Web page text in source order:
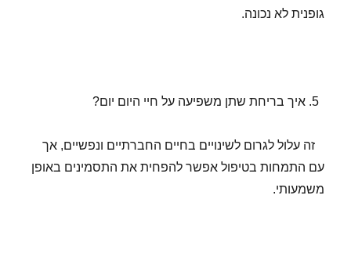
גופנית לא נכונה.
איך בריחת שתן משפיעה על חיי היום יום?
זה עלול לגרום לשינויים בחיים החברתיים ונפשיים, אך
עם התמחות בטיפול אפשר להפחית את התסמינים באופן
משמעותי.